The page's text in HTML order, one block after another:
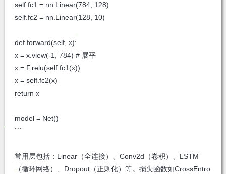
self.fc1 = nn.Linear(784, 128)
self.fc2 = nn.Linear(128, 10)
def forward(self, x):
x = x.view(-1, 784) # 展平
x = F.relu(self.fc1(x))
x = self.fc2(x)
return x
model = Net()
```
常用层包括：Linear（全连接）、Conv2d（卷积）、LSTM
（循环网络）、Dropout（正则化）等。损失函数如CrossEntro